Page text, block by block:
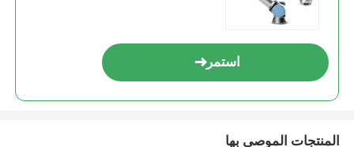
استمر
المنتجات الموصى بها